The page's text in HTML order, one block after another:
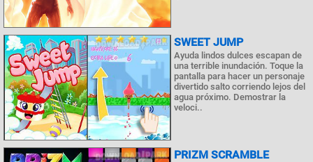
SWEET JUMP
Ayuda lindos dulces escapan de
una terrible inundación. Toque la
pantalla para hacer un personaje
divertido salto corriendo lejos del
agua próximo. Demostrar la
veloci..
PRIZM SCRAMBLE